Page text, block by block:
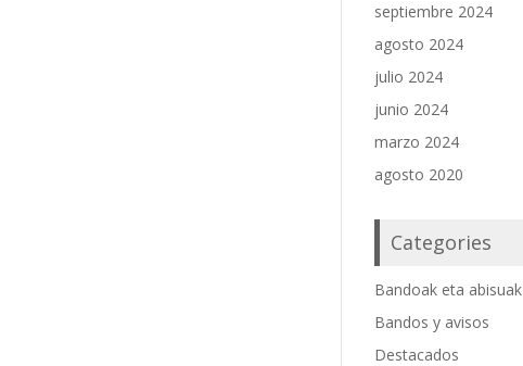
septiembre 2024
agosto 2024
julio 2024
junio 2024
marzo 2024
agosto 2020
Categories
Bandoak eta abisuak
Bandos y avisos
Destacados